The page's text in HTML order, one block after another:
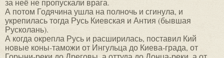
за неё не пропускали врага.
А потом Годячина ушла на полночь и сгинула, и
укрепилась тогда Русь Киевская и Антия (бывшая
Русколань).
А когда окрепла Русь и расширилась, поставил Кий
новые коны-таможи от Ингульца до Киева-града, от